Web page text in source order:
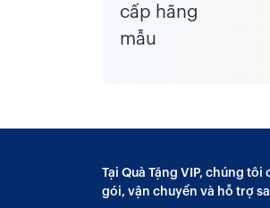
Tại Quà Tặng VIP, chúng
gói, vận chuyển và hỗ trợ